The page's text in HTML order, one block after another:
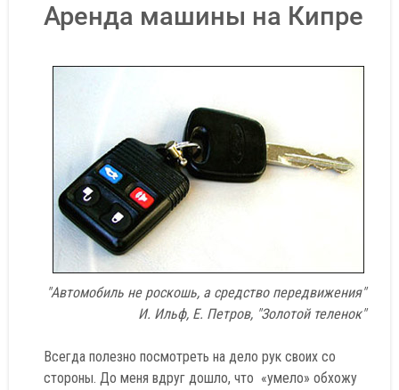
Аренда машины на Кипре
"Автомобиль не роскошь, а средство передвижения"
И. Ильф, Е. Петров, "Золотой теленок"
Всегда полезно посмотреть на дело рук своих со
стороны. До меня вдруг дошло, что «умело» обхожу